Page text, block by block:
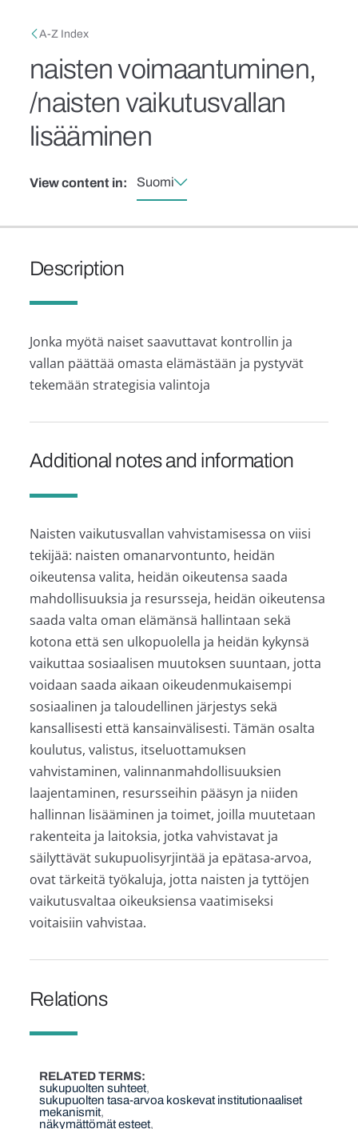
Breadcrumb
A-Z Index
naisten voimaantuminen,
/naisten vaikutusvallan
lisääminen
View content in: Suomi
Description
Jonka myötä naiset saavuttavat kontrollin ja
vallan päättää omasta elämästään ja pystyvät
tekemään strategisia valintoja
Additional notes and information
Naisten vaikutusvallan vahvistamisessa on viisi
tekijää: naisten omanarvontunto, heidän
oikeutensa valita, heidän oikeutensa saada
mahdollisuuksia ja resursseja, heidän oikeutensa
saada valta oman elämänsä hallintaan sekä
kotona että sen ulkopuolella ja heidän kykynsä
vaikuttaa sosiaalisen muutoksen suuntaan, jotta
voidaan saada aikaan oikeudenmukaisempi
sosiaalinen ja taloudellinen järjestys sekä
kansallisesti että kansainvälisesti. Tämän osalta
koulutus, valistus, itseluottamuksen
vahvistaminen, valinnanmahdollisuuksien
laajentaminen, resursseihin pääsyn ja niiden
hallinnan lisääminen ja toimet, joilla muutetaan
rakenteita ja laitoksia, jotka vahvistavat ja
säilyttävät sukupuolisyrjintää ja epätasa-arvoa,
ovat tärkeitä työkaluja, jotta naisten ja tyttöjen
vaikutusvaltaa oikeuksiensa vaatimiseksi
voitaisiin vahvistaa.
Relations
RELATED TERMS
sukupuolten suhteet
sukupuolten tasa-arvoa koskevat institutionaaliset
mekanismit
näkymättömät esteet